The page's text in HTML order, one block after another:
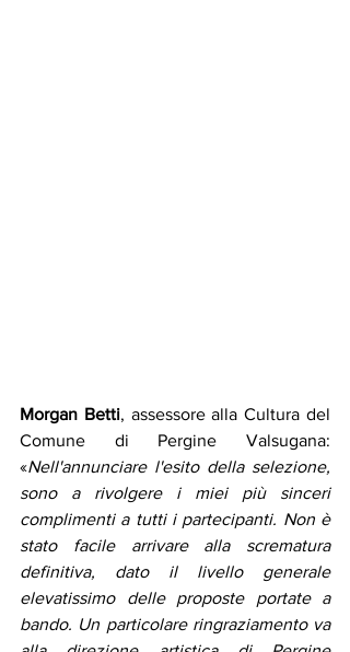
Morgan Betti, assessore alla Cultura del
Comune di Pergine Valsugana:
«Nell'annunciare l'esito della selezione,
sono a rivolgere i miei più sinceri
complimenti a tutti i partecipanti. Non è
stato facile arrivare alla scrematura
definitiva, dato il livello generale
elevatissimo delle proposte portate a
bando. Un particolare ringraziamento va